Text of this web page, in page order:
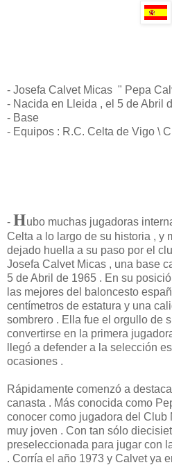
- Josefa Calvet Micas " Pepa
- Nacida en Lleida , el 5 de Abril
- Base
- Equipos : R.C. Celta de Vigo \
- Hubo muchas jugadoras
Celta a lo largo de su historia , y
dejado huella a su paso por el
Josefa Calvet Micas , una base
5 de Abril de 1965 . En su
las mejores del baloncesto
centímetros de estatura y una
sombrero . Ella fue el orgullo de
convertirse en la primera
llegó a defender a la selección
ocasiones .
Rápidamente comenzó a
canasta . Más conocida como
conocer como jugadora del Club
muy joven . Con tan sólo
preseleccionada para jugar con
. Corría el año 1973 y Calvet ya